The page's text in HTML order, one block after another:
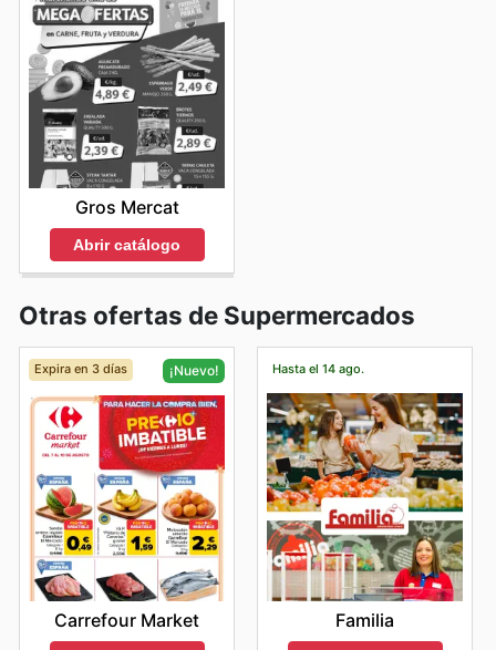
Gros Mercat
Abrir catálogo
Otras ofertas de Supermercados
Expira en 3 días ¡Nuevo!
Carrefour Market
Hasta el 14 ago.
Familia